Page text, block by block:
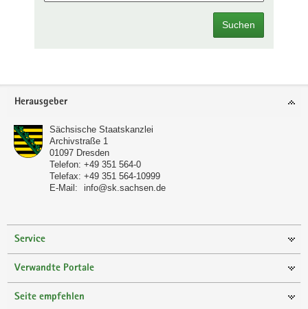
Suchen
Footer-
Herausgeber
Sächsische Staatskanzlei
Archivstraße 1
01097 Dresden
Telefon: +49 351 564-0
Telefax: +49 351 564-10999
E-Mail:
info@sk.sachsen.de
Service
Verwandte Portale
Seite empfehlen